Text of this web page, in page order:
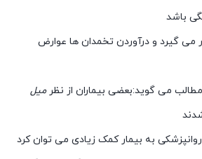
باشد
می گیرد و درآوردن تخمدان ها عوارض
می گوید:بعضی بیماران از نظرمیل
به بیمار کمک زیادی می توان کرد